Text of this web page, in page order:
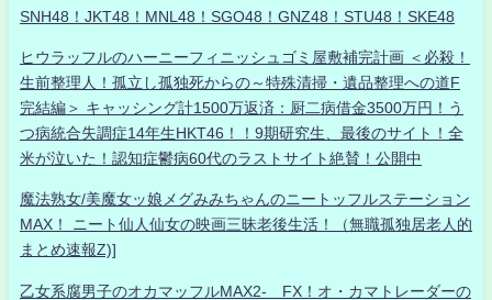
SNH48！JKT48！MNL48！SGO48！GNZ48！STU48！SKE48
ヒウラッフルのハーニーフィニッシュゴミ屋敷補完計画 ＜必殺！
生前整理人！孤立し孤独死からの～特殊清掃・遺品整理への道F
完結編＞ キャッシング計1500万返済：厨二病借金3500万円！う
つ病統合失調症14年生HKT46！！9期研究生、最後のサイト！全
米が泣いた！認知症鬱病60代のラストサイト絶賛！公開中
魔法熟女/美魔女ッ娘メグみみちゃんのニートッフルステーション
MAX！ ニート仙人仙女の映画三昧老後生活！（無職孤独居老人的
まとめ速報Z)]
乙女系腐男子のオカマッフルMAX2- FX！オ・カマトレーダーの